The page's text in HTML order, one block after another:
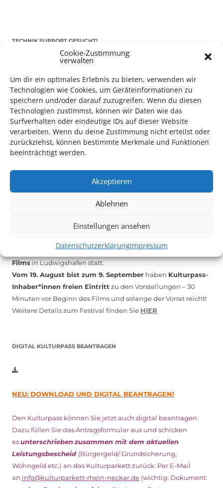
Cookie-Zustimmung
verwalten
Um dir ein optimales Erlebnis zu bieten, verwenden wir
Technologien wie Cookies, um Geräteinformationen zu
speichern und/oder darauf zuzugreifen. Wenn du diesen
Technologien zustimmst, können wir Daten wie das
Surfverhalten oder eindeutige IDs auf dieser Website
verarbeiten. Wenn du deine Zustimmung nicht erteilst oder
zurückziehst, können bestimmte Merkmale und Funktionen
beeinträchtigt werden.
Akzeptieren
Ablehnen
Einstellungen ansehen
DatenschutzerklärungImpressum
TECHNIK SUPPORT GESUCHT!
Das Kulturparkett freut sich stets über
Mithilfe im Bereich Technik. Sie haben Interesse? Dann
melden Sie sich unterinfo@kulturparkett-rhein-neckar.de
*KULTURTIPP SOMMERPAUSE: FESTIVAL DES DEUTSCHEN FILMS*
Auch dieses Jahr findet wieder dasFestival des deutschen
Filmsin Ludwigshafen statt.
Vom 19. August bist zum 9. September haben Kulturpass-
Inhaber*innen freien Eintritt zu den Vorstellungen – 30
Minuten vor Beginn des Films und solange der Vorrat reicht!
Weitere Details zum Festival finden Sie HIER
DIGITAL KULTURPASS BEANTRAGEN
NEU: DOWNLOAD UND DIGITAL BEANTRAGEN!
Den Kulturpass können Sie jetzt auch digital beantragen.
Dazu füllen Sie das Antragsformular aus und schicken
esunterschriebenzusammen mit dem aktuellen
Leistungsbescheid (Bürgergeld/ Grundsicherung,
Wohngeld etc.) an das Kulturparkett zurück: Per E-Mail
an info@kulturparkett-rhein-neckar.de (wichtig: Dokument